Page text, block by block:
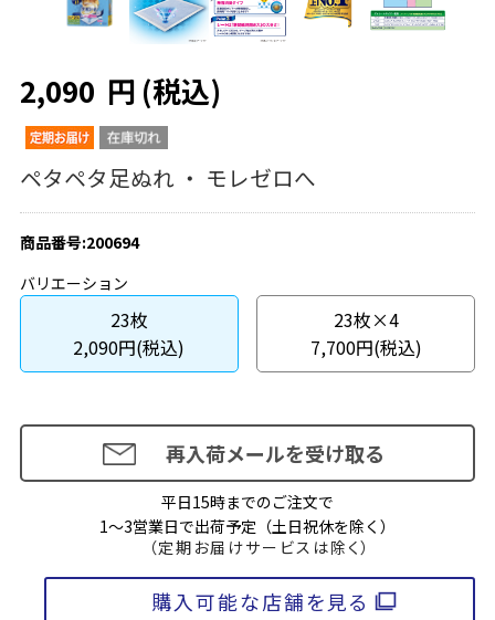
2,090 円 (税込)
ペタペタ足ぬれ ・ モレゼロへ
商品番号:200694
バリエーション
23枚
2,090円(税込)
23枚×4
7,700円(税込)
再入荷メールを受け取る
平日15時までのご注文で
1～3営業日で出荷予定（土日祝休を除く）
（定期お届けサービスは除く）
購入可能な店舗を見る